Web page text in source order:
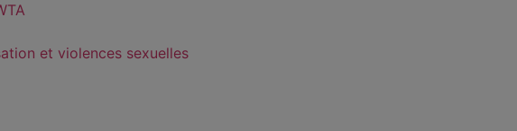
et violences sexuelles